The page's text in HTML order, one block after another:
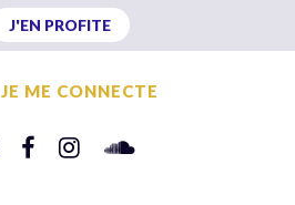
J'EN PROFITE
JE ME CONNECTE